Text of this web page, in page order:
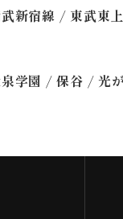
新宿線 / 東武東
学園 / 保谷 / 光